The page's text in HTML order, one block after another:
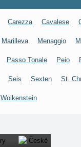
Carezza Cavalese
Marilleva Menaggio
Passo Tonale Peio
Seis Sexten St.
Wolkenstein